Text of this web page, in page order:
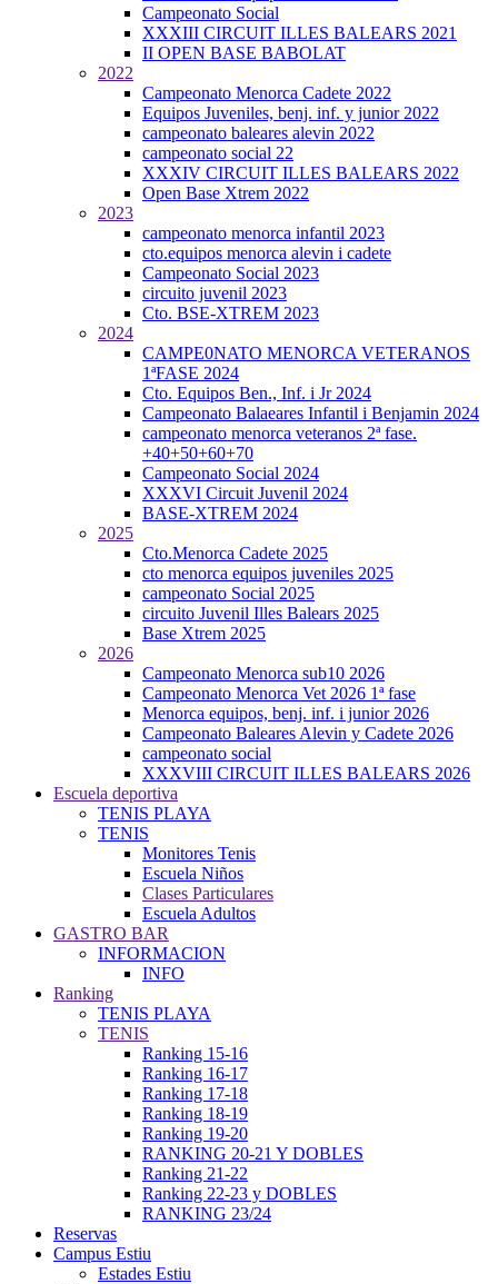
Campeonato Social
XXXIII CIRCUIT ILLES BALEARS 2021
II OPEN BASE BABOLAT
2022
Campeonato Menorca Cadete 2022
Equipos Juveniles, benj. inf. y junior 2022
campeonato baleares alevin 2022
campeonato social 22
XXXIV CIRCUIT ILLES BALEARS 2022
Open Base Xtrem 2022
2023
campeonato menorca infantil 2023
cto.equipos menorca alevin i cadete
Campeonato Social 2023
circuito juvenil 2023
Cto. BSE-XTREM 2023
2024
CAMPE0NATO MENORCA VETERANOS
1ªFASE 2024
Cto. Equipos Ben., Inf. i Jr 2024
Campeonato Balaeares Infantil i Benjamin 2024
campeonato menorca veteranos 2ª fase.
+40+50+60+70
Campeonato Social 2024
XXXVI Circuit Juvenil 2024
BASE-XTREM 2024
2025
Cto.Menorca Cadete 2025
cto menorca equipos juveniles 2025
campeonato Social 2025
circuito Juvenil Illes Balears 2025
Base Xtrem 2025
2026
Campeonato Menorca sub10 2026
Campeonato Menorca Vet 2026 1ª fase
Menorca equipos, benj. inf. i junior 2026
Campeonato Baleares Alevin y Cadete 2026
campeonato social
XXXVIII CIRCUIT ILLES BALEARS 2026
Escuela deportiva
TENIS PLAYA
TENIS
Monitores Tenis
Escuela Niños
Clases Particulares
Escuela Adultos
GASTRO BAR
INFORMACION
INFO
Ranking
TENIS PLAYA
TENIS
Ranking 15-16
Ranking 16-17
Ranking 17-18
Ranking 18-19
Ranking 19-20
RANKING 20-21 Y DOBLES
Ranking 21-22
Ranking 22-23 y DOBLES
RANKING 23/24
Reservas
Campus Estiu
Estades Estiu